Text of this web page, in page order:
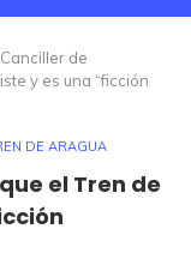
Canciller de
y es una “ficción
DE ARAGUA
el Tren de